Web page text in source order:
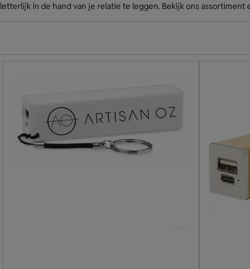
letterlijk in de hand van je relatie te leggen. Bekijk ons